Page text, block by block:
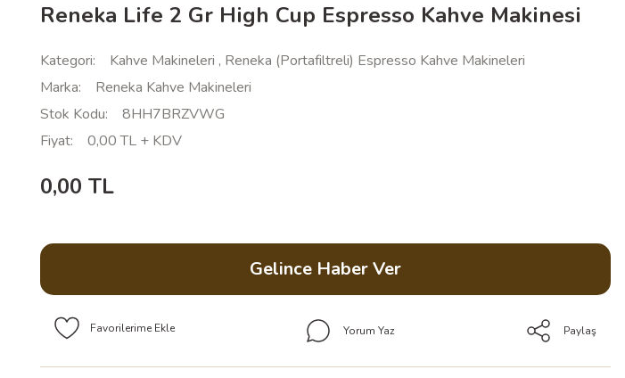
Reneka Life 2 Gr High Cup Espresso Kahve Makinesi
Kategori Kahve Makineleri , Reneka (Portafiltreli) Espresso Kahve Makineleri
Marka
Reneka Kahve Makineleri
Stok Kodu
8HH7BRZVWG
Fiyat
0,00 TL + KDV
0,00 TL
Gelince Haber Ver
Yorum Yaz Paylaş